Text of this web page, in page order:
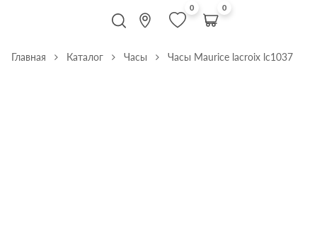
0 0
Главная Каталог Часы Часы Maurice lacroix lc1037